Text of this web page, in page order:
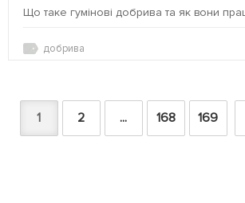
Що таке гумінові добрива та як вони
добрива
1 2 ... 168 169